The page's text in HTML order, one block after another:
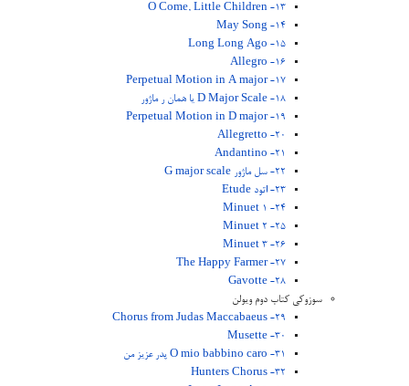
13- O Come, Little Children
14- May Song
15- Long Long Ago
16- Allegro
17- Perpetual Motion in A major
18- D Major Scale یا همان ر ماژور
19- Perpetual Motion in D major
20- Allegretto
21- Andantino
22- سل ماژور G major scale
23- اتود Etude
24- Minuet 1
25- Minuet 2
26- Minuet 3
27- The Happy Farmer
28- Gavotte
سوزوکی کتاب دوم ویولن
29- Chorus from Judas Maccabaeus
30- Musette
31- O mio babbino caro پدر عزیز من
32- Hunters Chorus